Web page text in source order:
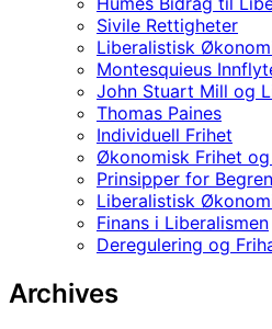
Sivile Rettigheter
Liberalistisk
Montesquieus
John Stuart Mill og
Thomas Paines
Individuell Frihet
Økonomisk Frihet
Prinsipper for
Liberalistisk
Finans i Liberalismen
Deregulering og
Archives